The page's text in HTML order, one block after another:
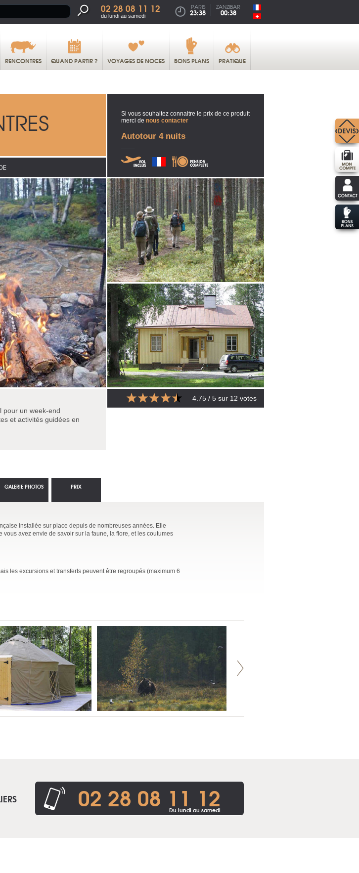
02 28 08 11 12
du lundi au samedi
PARIS
23:38
ZANZIBAR
00:38
RENCONTRES QUAND PARTIR ? VOYAGES DE NOCES BONS PLANS PRATIQUE
Si vous souhaitez connaitre le prix de ce produit
merci de nous contacter
Autotour 4 nuits
pour un week-end
et activités guidées en
4.75 / 5 sur 12 votes
installée sur place depuis de nombreuses années. Elle
avez envie de savoir sur la faune, la flore, et les coutumes
les excursions et transferts peuvent être regroupés (maximum 6
GALERIE PHOTOS PRIX
02 28 08 11 12
Du lundi au samedi